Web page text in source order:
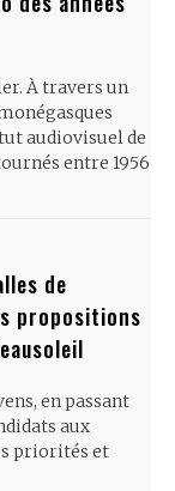
À travers un
audiovisuel de
entre 1956
de
propositions
en passant
aux
priorités et